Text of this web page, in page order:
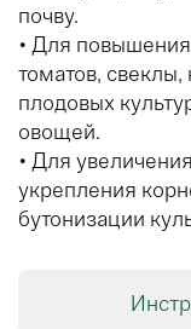
почву.
• Для
томатов,
плодовых
овощей.
• Для
укрепления
бутонизации